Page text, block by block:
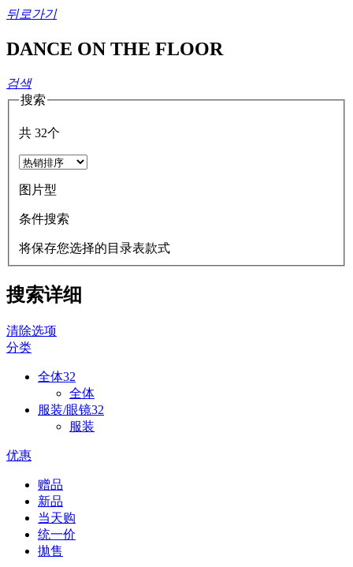
뒤로가기
DANCE ON THE FLOOR
검색
搜索
共 32个
图片型
条件搜索
将保存您选择的目录表款式
搜索详细
清除选项
分类
全体32
全体
服装/眼镜32
服装
优惠
赠品
新品
当天购
统一价
拋售